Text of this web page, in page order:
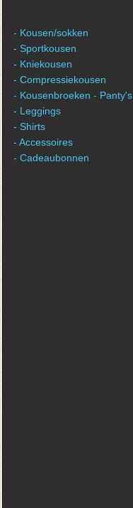
- Kousen/sokken
- Sportkousen
- Kniekousen
- Compressiekousen
- Kousenbroeken - Panty's
- Leggings
- Shirts
- Accessoires
- Cadeaubonnen